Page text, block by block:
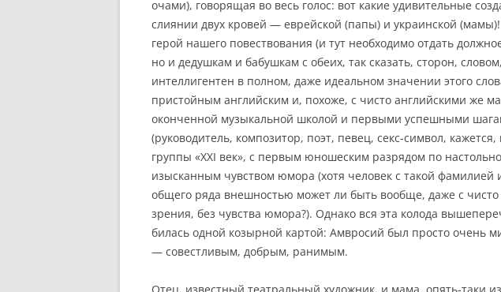
очами), говорящая во весь голос: вот какие удивительные
слиянии двух кровей — еврейской (папы) и украинской
герой нашего повествования (и тут необходимо отдать
но и дедушкам и бабушкам с обеих, так сказать, сторон,
интеллигентен в полном, даже идеальном значении этого
пристойным английским и, похоже, с чисто английскими же
оконченной музыкальной школой и первыми успешными
(руководитель, композитор, поэт, певец, секс-символ, кажется,
группы «XXI век», с первым юношеским разрядом по
изысканным чувством юмора (хотя человек с такой
общего ряда внешностью может ли быть вообще, даже с чисто
зрения, без чувства юмора?). Однако вся эта колода
билась одной козырной картой: Амвросий был просто очень
— совестливым, добрым, ранимым.